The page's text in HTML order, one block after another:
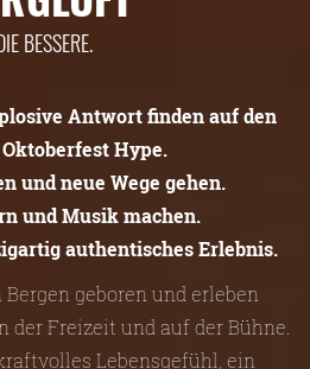
BESSERE.
Antwort finden auf den
Hype.
und neue Wege gehen.
und Musik machen.
authentisches Erlebnis.
geboren und erleben
der Freizeit und auf der Bühne.
Lebensgefühl, ein